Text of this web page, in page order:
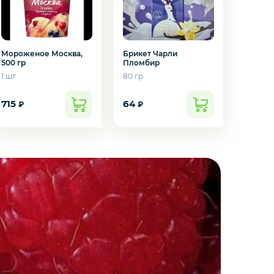
Мороженое Москва,
500 гр
1 шт
715 ₽
Брикет Чарли
Пломбир
80 гр
64 ₽